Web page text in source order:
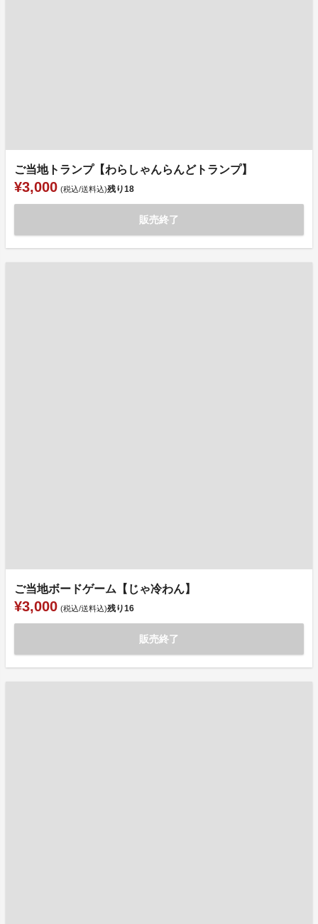
ご当地トランプ【わらしゃんらんどトランプ】
¥3,000 (税込/送料込)残り18
販売終了
ご当地ボードゲーム【じゃ冷わん】
¥3,000 (税込/送料込)残り16
販売終了